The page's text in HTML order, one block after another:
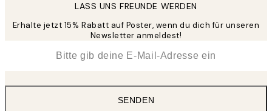
LASS UNS FREUNDE WERDEN
Erhalte jetzt 15% Rabatt auf Poster, wenn du dich für unseren
Newsletter anmeldest!
SENDEN